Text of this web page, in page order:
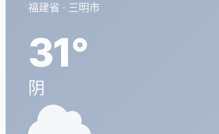
福建省 · 三明市
31°
阴